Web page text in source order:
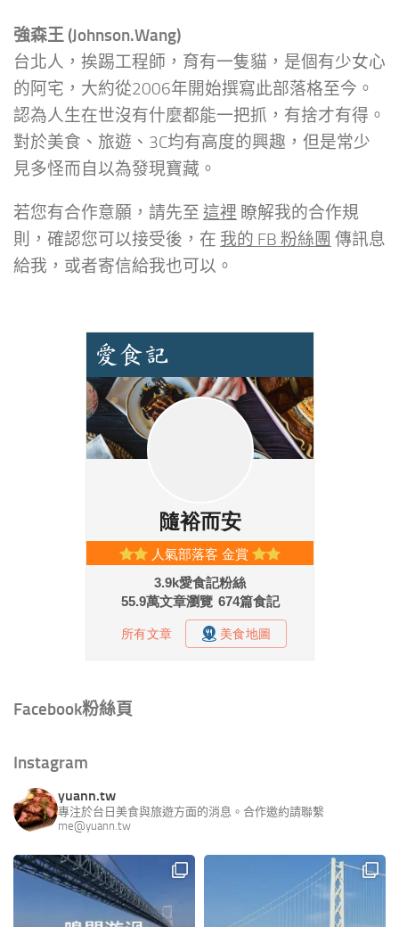
強森王 (Johnson.Wang)
台北人，挨踢工程師，育有一隻貓，是個有少女心
的阿宅，大約從2006年開始撰寫此部落格至今。
認為人生在世沒有什麼都能一把抓，有捨才有得。
對於美食、旅遊、3C均有高度的興趣，但是常少
見多怪而自以為發現寶藏。
若您有合作意願，請先至 這裡 瞭解我的合作規
則，確認您可以接受後，在 我的 FB 粉絲團 傳訊息
給我，或者寄信給我也可以。
Facebook粉絲頁
Instagram
yuann.tw
專注於台日美食與旅遊方面的消息。合作邀約請聯繫
me@yuann.tw